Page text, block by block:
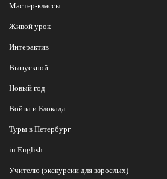
Мастер-классы
Живой урок
Интерактив
Выпускной
Новый год
Война и Блокада
Туры в Петербург
in English
Учителю (экскурсии для взрослых)